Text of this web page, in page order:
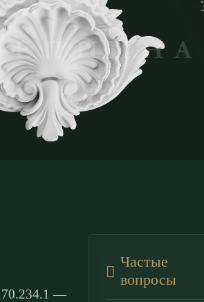
—
Частые
вопросы